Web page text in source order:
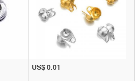
US$ 0.01